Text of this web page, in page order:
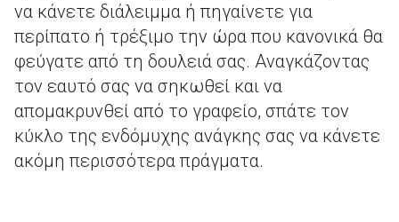
να κάνετε διάλειμμα ή πηγαίνετε για
περίπατο ή τρέξιμο την ώρα που κανονικά θα
φεύγατε από τη δουλειά σας. Αναγκάζοντας
τον εαυτό σας να σηκωθεί και να
απομακρυνθεί από το γραφείο, σπάτε τον
κύκλο της ενδόμυχης ανάγκης σας να κάνετε
ακόμη περισσότερα πράγματα.